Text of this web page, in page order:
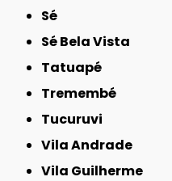
Sé
Sé Bela Vista
Tatuapé
Tremembé
Tucuruvi
Vila Andrade
Vila Guilherme